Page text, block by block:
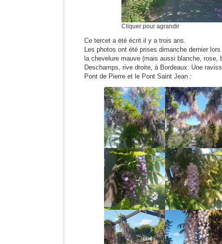
Cliquer pour agrandir
Ce tercet a été écrit il y a trois ans.
Les photos ont été prises dimanche dernier lors
la chevelure mauve (mais aussi blanche, rose,
Deschamps, rive droite, à Bordeaux. Une
Pont de Pierre et le Pont Saint Jean :